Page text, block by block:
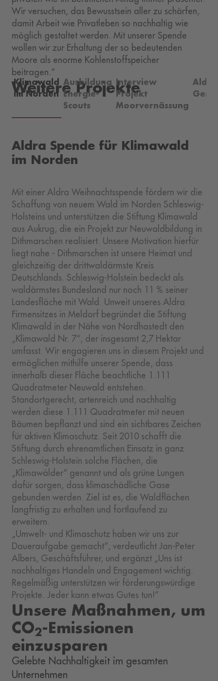
Wir versuchen, das Bewusstsein aller zu schärfen,
damit Arbeit wie Privatleben so nachhaltig wie
möglich gestaltet werden. Mit unserer Spende
wollen wir zur Erhaltung der so bedeutenden
Moore als enorme Kohlenstoffspeicher
beitragen.“
Weitere Projekte
Klimawald
im Norden
Ausbildung
Energie-
Scouts
Interview
Projekt
Moorvernässung
Aldra Spende für Klimawald
im Norden
Mit einer Aldra Weihnachtsspende fördern wir die
Schaffung von neuem Wald im Norden Schleswig-
Holsteins und unterstützen die Stiftung Klimawald
aus Aukrug, die ein Projekt zur Neuwaldbildung in
Dithmarschen realisiert. Unsere Motivation hierfür
liegt nahe - Dithmarschen ist unsere Heimat und
gleichzeitig der drittwaldärmste Kreis
Deutschlands. Schleswig-Holstein bedeckt als
waldärmstes Bundesland nur noch 11 % seiner
Landesfläche mit Wald. Unweit unseres Aldra
Firmensitzes in Meldorf begründet die Stiftung
Klimawald in der Nähe von Nordhastedt den
„Klimawald Nr. 7“, der insgesamt 2,7 Hektar
umfasst. Wir engagieren uns in diesem Projekt und
ermöglichen mithilfe unserer Spende, dass
innerhalb dieser Fläche beachtliche 1.111
Quadratmeter Neuwald entstehen.
Standortgerecht, artenreich und nachhaltig
werden diese 1.111 Quadratmeter mit neuen
Bäumen bepflanzt und sind ein sichtbares Zeichen
für aktiven Klimaschutz. Seit 2010 schafft die
Stiftung durch ehrenamtlichen Einsatz in ganz
Schleswig-Holstein solche Flächen, die
„Klimawälder“ genannt und als grüne Lungen
dafür sorgen, dass klimaschädliche Gase
gebunden werden. Ziel ist es, die Waldflächen
langfristig zu erhalten und fortlaufend zu
erweitern.
„Umwelt- und Klimaschutz haben wir uns zur
Daueraufgabe gemacht“, verdeutlicht Jan-Peter
Albers, Geschäftsführer, und ergänzt „Uns ist
nachhaltiges Handeln und Engagement wichtig.
Regelmäßig unterstützen wir förderungswürdige
Projekte. Jeder kann etwas Gutes tun!“
Unsere Maßnahmen, um
CO2-Emissionen
einzusparen
Gelebte Nachhaltigkeit im gesamten
Unternehmen